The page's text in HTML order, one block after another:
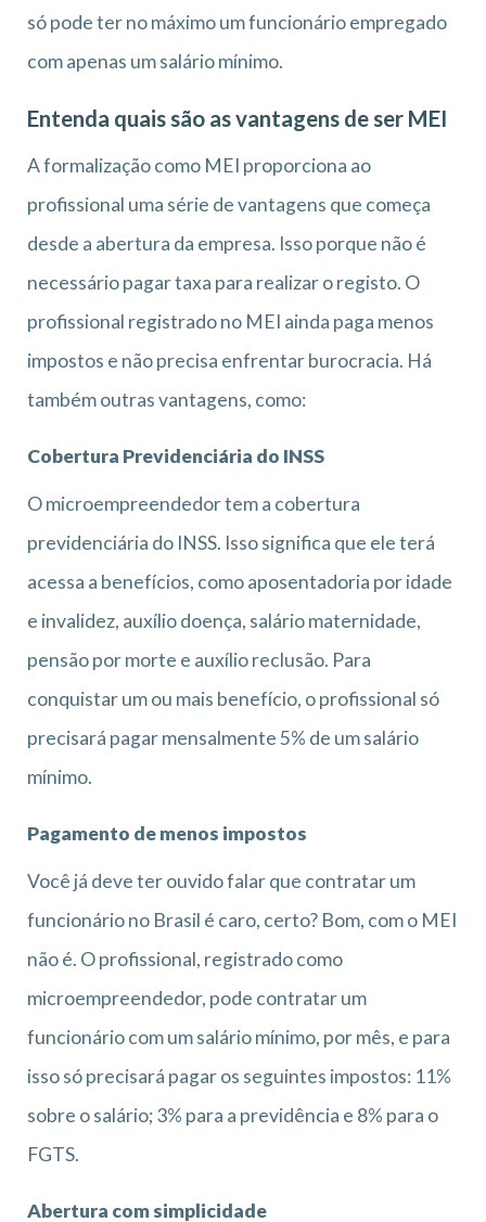
só pode ter no máximo um funcionário empregado
com apenas um salário mínimo.
Entenda quais são as vantagens de ser MEI
A formalização como MEI proporciona ao
profissional uma série de vantagens que começa
desde a abertura da empresa. Isso porque não é
necessário pagar taxa para realizar o registo. O
profissional registrado no MEI ainda paga menos
impostos e não precisa enfrentar burocracia. Há
também outras vantagens, como:
Cobertura Previdenciária do INSS
O microempreendedor tem a cobertura
previdenciária do INSS. Isso significa que ele terá
acessa a benefícios, como aposentadoria por idade
e invalidez, auxílio doença, salário maternidade,
pensão por morte e auxílio reclusão. Para
conquistar um ou mais benefício, o profissional só
precisará pagar mensalmente 5% de um salário
mínimo.
Pagamento de menos impostos
Você já deve ter ouvido falar que contratar um
funcionário no Brasil é caro, certo? Bom, com o MEI
não é. O profissional, registrado como
microempreendedor, pode contratar um
funcionário com um salário mínimo, por mês, e para
isso só precisará pagar os seguintes impostos: 11%
sobre o salário; 3% para a previdência e 8% para o
FGTS.
Abertura com simplicidade